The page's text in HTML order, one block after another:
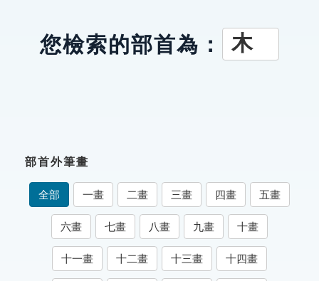
成語故事
索引選單
知識索引
單字索引
生命大百科索引
您檢索的部首為： 木
部首外筆畫
全部 一畫 二畫 三畫 四畫 五畫
六畫 七畫 八畫 九畫 十畫
十一畫 十二畫 十三畫 十四畫